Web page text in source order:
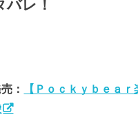
バレ！
：
【Ｐｏｃｋｙｂｅａ